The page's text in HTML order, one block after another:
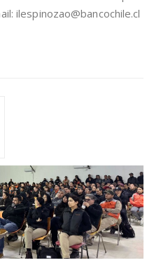
ilespinozao@bancochile.cl